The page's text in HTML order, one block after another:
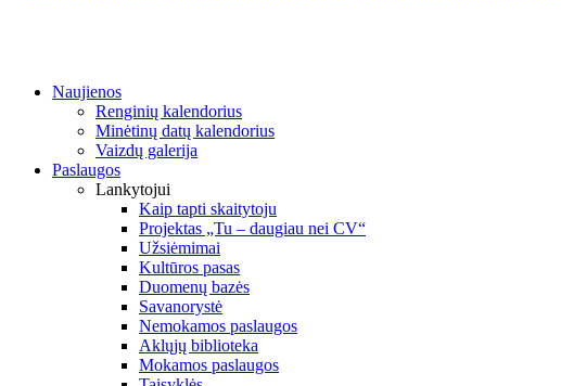
Naujienos
Renginių kalendorius
Minėtinų datų kalendorius
Vaizdų galerija
Paslaugos
Lankytojui
Kaip tapti skaitytoju
Projektas „Tu – daugiau nei CV“
Užsiėmimai
Kultūros pasas
Duomenų bazės
Savanorystė
Nemokamos paslaugos
Aklųjų biblioteka
Mokamos paslaugos